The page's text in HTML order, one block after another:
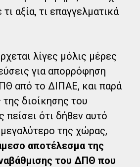
αξία, τι επαγγελματικά
λίγες μόλις μέρες
για απορρόφηση
από το ΔΙΠΑΕ, και παρά
διοίκησης του
πείσει ότι δήθεν αυτό
μεγαλύτερο της χώρας,
αποτέλεσμα της
του ΔΠΘ που